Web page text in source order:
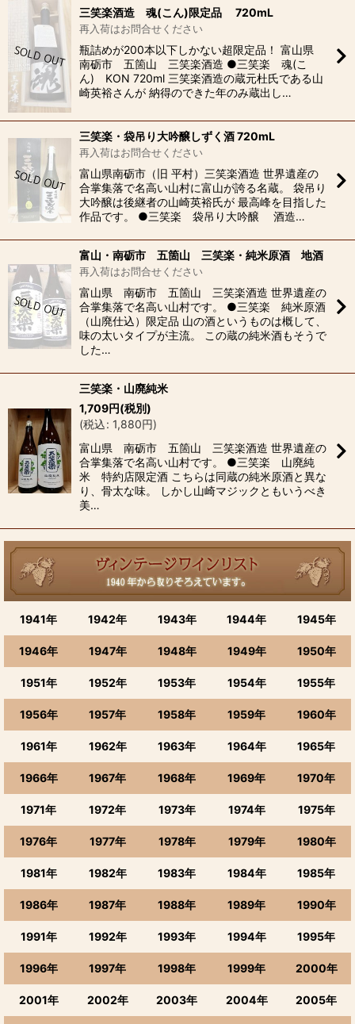
三笑楽酒造 魂(こん)限定品 720mL
再入荷はお問合せください
瓶詰めが200本以下しかない超限定品！ 富山県
南砺市 五箇山 三笑楽酒造 ●三笑楽 魂(こ
ん) KON 720ml 三笑楽酒造の蔵元杜氏である山
崎英裕さんが 納得のできた年のみ蔵出し…
三笑楽・袋吊り大吟醸しずく酒 720mL
再入荷はお問合せください
富山県南砺市（旧 平村）三笑楽酒造 世界遺産の
合掌集落で名高い山村に富山が誇る名蔵。 袋吊り
大吟醸は後継者の山崎英裕氏が 最高峰を目指した
作品です。 ●三笑楽 袋吊り大吟醸 酒造…
富山・南砺市 五箇山 三笑楽・純米原酒 地酒
再入荷はお問合せください
富山県 南砺市 五箇山 三笑楽酒造 世界遺産の
合掌集落で名高い山村です。 ●三笑楽 純米原酒
（山廃仕込）限定品 山の酒というものは概して、
味の太いタイプが主流。 この蔵の純米酒もそうで
した…
三笑楽・山廃純米
1,709円(税別)
(税込: 1,880円)
富山県 南砺市 五箇山 三笑楽酒造 世界遺産の
合掌集落で名高い山村です。 ●三笑楽 山廃純
米 特約店限定酒 こちらは同蔵の純米原酒と異な
り、骨太な味。 しかし山崎マジックともいうべき
美…
1941年 1942年 1943年 1944年 1945年
1946年 1947年 1948年 1949年 1950年
1951年 1952年 1953年 1954年 1955年
1956年 1957年 1958年 1959年 1960年
1961年 1962年 1963年 1964年 1965年
1966年 1967年 1968年 1969年 1970年
1971年 1972年 1973年 1974年 1975年
1976年 1977年 1978年 1979年 1980年
1981年 1982年 1983年 1984年 1985年
1986年 1987年 1988年 1989年 1990年
1991年 1992年 1993年 1994年 1995年
1996年 1997年 1998年 1999年 2000年
2001年 2002年 2003年 2004年 2005年